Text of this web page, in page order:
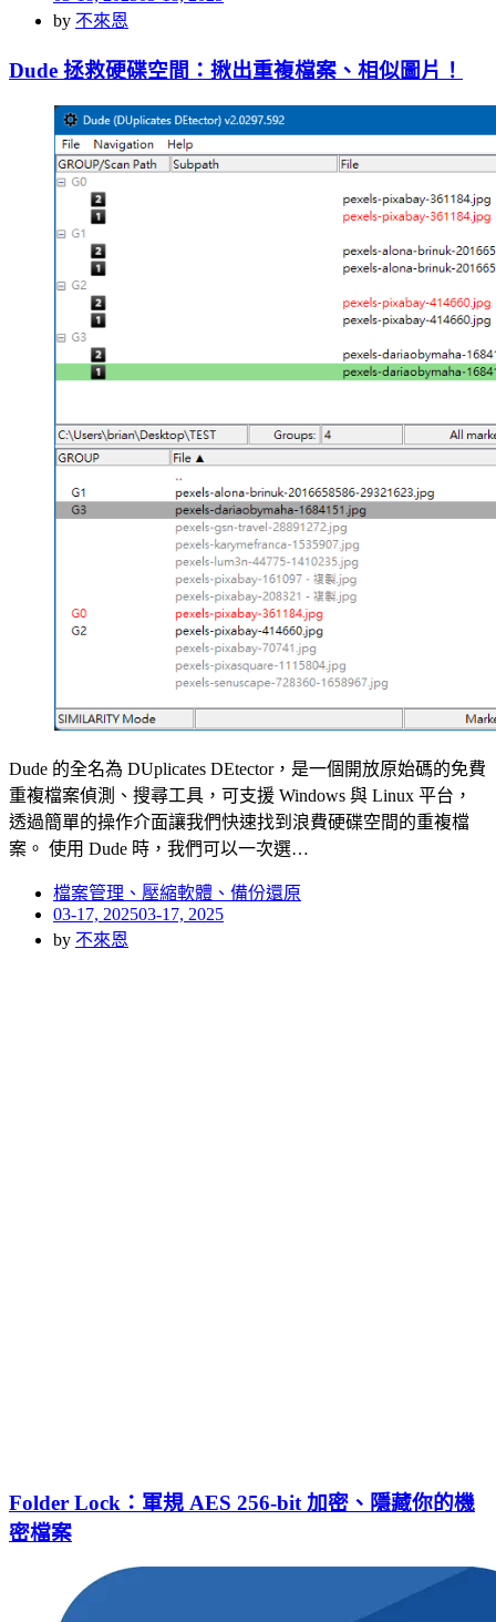
on
by 不來恩
Dude 拯救硬碟空間：揪出重複檔案、相似圖片！
Dude 的全名為 DUplicates DEtector，是一個開放原始碼的免費
重複檔案偵測、搜尋工具，可支援 Windows 與 Linux 平台，
透過簡單的操作介面讓我們快速找到浪費硬碟空間的重複檔
案。 使用 Dude 時，我們可以一次選…
檔案管理、壓縮軟體、備份還原
Posted
on
03-17, 202503-17, 2025
by 不來恩
Folder Lock：軍規 AES 256-bit 加密、隱藏你的機
密檔案